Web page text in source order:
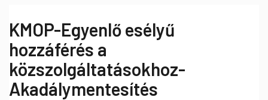
KMOP-Egyenlő esélyű
hozzáférés a
közszolgáltatásokhoz-
Akadálymentesítés